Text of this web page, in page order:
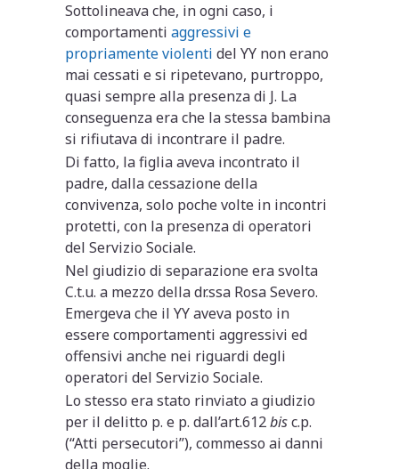
Sottolineava che, in ogni caso, i
comportamenti aggressivi e
propriamente violenti del YY non erano
mai cessati e si ripetevano, purtroppo,
quasi sempre alla presenza di J. La
conseguenza era che la stessa bambina
si rifiutava di incontrare il padre.
Di fatto, la figlia aveva incontrato il
padre, dalla cessazione della
convivenza, solo poche volte in incontri
protetti, con la presenza di operatori
del Servizio Sociale.
Nel giudizio di separazione era svolta
C.t.u. a mezzo della dr.ssa Rosa Severo.
Emergeva che il YY aveva posto in
essere comportamenti aggressivi ed
offensivi anche nei riguardi degli
operatori del Servizio Sociale.
Lo stesso era stato rinviato a giudizio
per il delitto p. e p. dall’art.612bisc.p.
(“Atti persecutori”), commesso ai danni
della moglie.